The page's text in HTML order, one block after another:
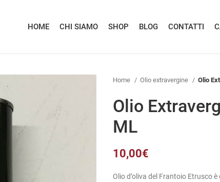
HOME CHI SIAMO SHOP BLOG CONTATTI
Home Olio extravergine Olio
Olio
ML
10,00€
Olio d’oliva del Frantoio Etrusco